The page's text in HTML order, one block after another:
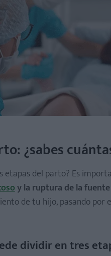
¿sabes
del parto? Es
y la ruptura de la
de tu hijo, pasando por
dividir en tres